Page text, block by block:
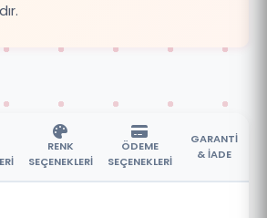
RENK
SEÇENEKLERİ
ÖDEME
SEÇENEKLERİ
GARANTİ
& İADE